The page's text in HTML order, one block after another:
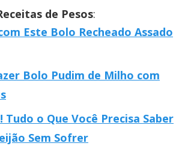
de Pesos:
Este Bolo Recheado Assado
Bolo Pudim de Milho com
Tudo o Que Você Precisa Saber
Sem Sofrer